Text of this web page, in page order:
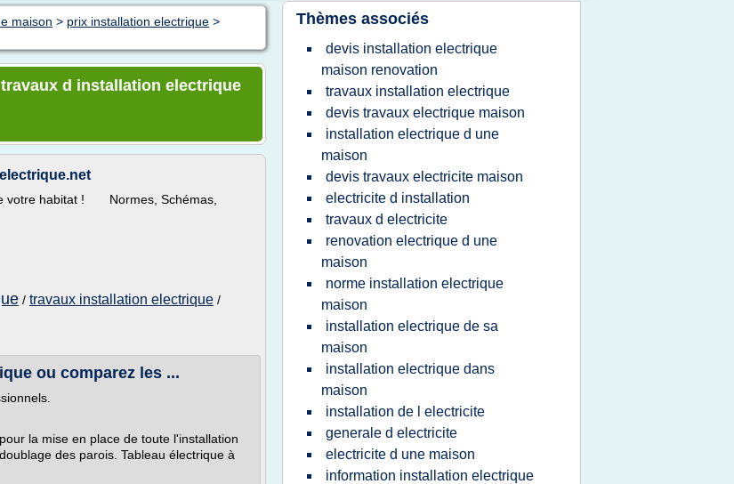
maison > prix installation electrique >
d installation electrique
votre habitat ! Normes, Schémas,
/ travaux installation electrique /
ou comparez les ...
la mise en place de toute l'installation
des parois. Tableau électrique à
Thèmes associés
devis installation electrique
maison renovation
travaux installation electrique
devis travaux electrique maison
installation electrique d une
maison
devis travaux electricite maison
electricite d installation
travaux d electricite
renovation electrique d une
maison
norme installation electrique
maison
installation electrique de sa
maison
installation electrique dans
maison
installation de l electricite
generale d electricite
electricite d une maison
information installation electrique